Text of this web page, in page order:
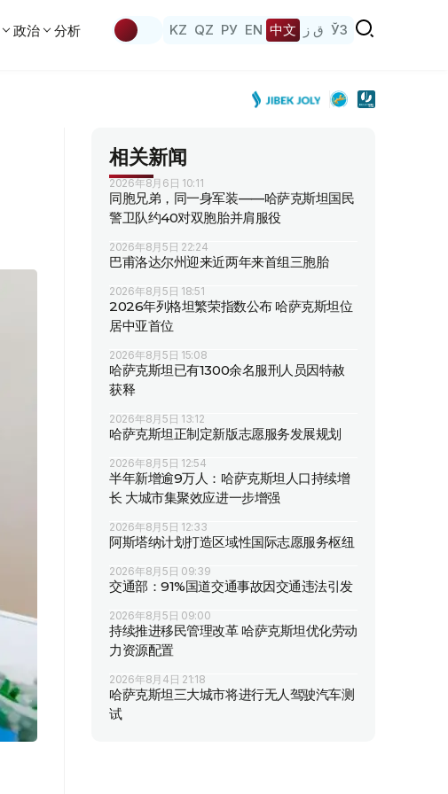
政治 分析 KZ QZ РУ EN 中文 ق ز ЎЗ
相关新闻
2026年8月6日 10:11
同胞兄弟，同一身军装——哈萨克斯坦国民
警卫队约40对双胞胎并肩服役
2026年8月5日 22:24
巴甫洛达尔州迎来近两年来首组三胞胎
2026年8月5日 18:51
2026年列格坦繁荣指数公布 哈萨克斯坦位
居中亚首位
2026年8月5日 15:08
哈萨克斯坦已有1300余名服刑人员因特赦
获释
2026年8月5日 13:12
哈萨克斯坦正制定新版志愿服务发展规划
2026年8月5日 12:54
半年新增逾9万人：哈萨克斯坦人口持续增
长 大城市集聚效应进一步增强
2026年8月5日 12:33
阿斯塔纳计划打造区域性国际志愿服务枢纽
2026年8月5日 09:39
交通部：91%国道交通事故因交通违法引发
2026年8月5日 09:00
持续推进移民管理改革 哈萨克斯坦优化劳动
力资源配置
2026年8月4日 21:18
哈萨克斯坦三大城市将进行无人驾驶汽车测
试